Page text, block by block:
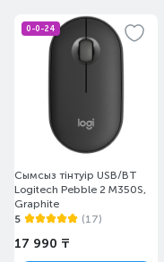
0-0-24
Сымсыз тінтуір USB/BT
Logitech Pebble 2 M350S,
Graphite
5
(17)
17 990 ₸